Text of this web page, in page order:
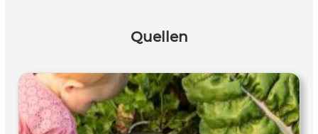
Quellen